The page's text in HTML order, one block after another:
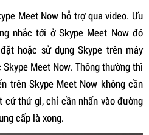
Meet Now hỗ trợ qua video. Ưu
nhắc tới ở Skype Meet Now đó
hoặc sử dụng Skype trên máy
Meet Now. Thông thường thì
trên Skype Meet Now không cần
cứ thứ gì, chỉ cần nhấn vào đường
cấp là xong.